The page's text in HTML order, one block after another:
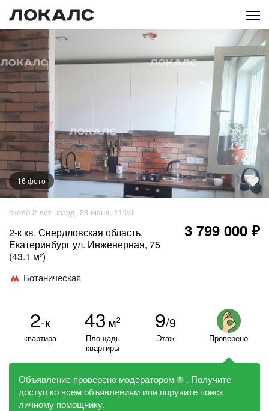
16фото
около 2 лет назад, 28 июня, 11:30
2-к кв. Свердловская область,
Екатеринбург ул. Инженерная, 75
(43.1 м²)
3 799 000 ₽
Ботаническая
2-к
квартира
43м2
Площадь
квартиры
9/9
Этаж Проверено
Объявление проверено модератором ?
. Получите
доступ ко всем объявлениям или поручите поиск
личному помощнику.